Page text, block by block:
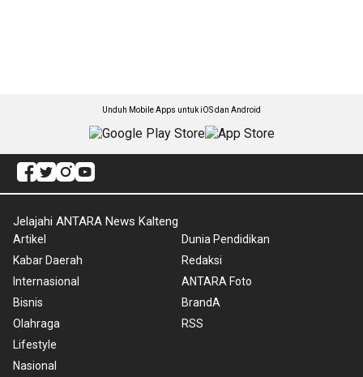
Unduh Mobile Apps untuk iOS dan Android
Jelajahi ANTARA News Kalteng
Artikel
Kabar Daerah
Internasional
Bisnis
Olahraga
Lifestyle
Nasional
Dunia Pendidikan
Redaksi
ANTARA Foto
BrandA
RSS